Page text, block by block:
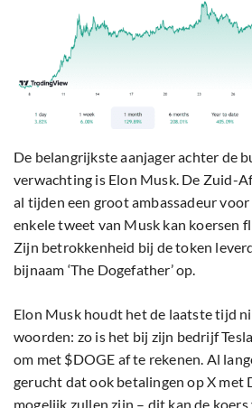
De belangrijkste aanjager achter de
verwachting is Elon Musk. De Zuid-
al tijden een groot ambassadeur voor
enkele tweet van Musk kan koersen
Zijn betrokkenheid bij de token
bijnaam ‘The Dogefather’ op.
Elon Musk houdt het de laatste tijd
woorden: zo is het bij zijn bedrijf
om met $DOGE af te rekenen. Al
gerucht dat ook betalingen op X met
mogelijk zullen zijn – dit kan de koers